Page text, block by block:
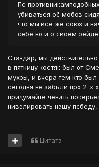
Пс
убиваться об мобов
что мы все же союз и
себе но и о своем
Стандар, мы
в пятницу костяк был от
мухры, и вчера тем кто был
сегодня не забыли про 2-х
придумайте ченить
нивелировать нашу
Цитата